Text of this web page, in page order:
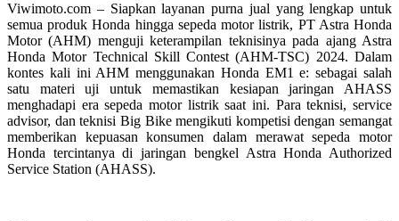
Viwimoto.com – Siapkan layanan purna jual yang lengkap untuk
semua produk Honda hingga sepeda motor listrik, PT Astra Honda
Motor (AHM) menguji keterampilan teknisinya pada ajang Astra
Honda Motor Technical Skill Contest (AHM-TSC) 2024. Dalam
kontes kali ini AHM menggunakan Honda EM1 e: sebagai salah
satu materi uji untuk memastikan kesiapan jaringan AHASS
menghadapi era sepeda motor listrik saat ini. Para teknisi, service
advisor, dan teknisi Big Bike mengikuti kompetisi dengan semangat
memberikan kepuasan konsumen dalam merawat sepeda motor
Honda tercintanya di jaringan bengkel Astra Honda Authorized
Service Station (AHASS).